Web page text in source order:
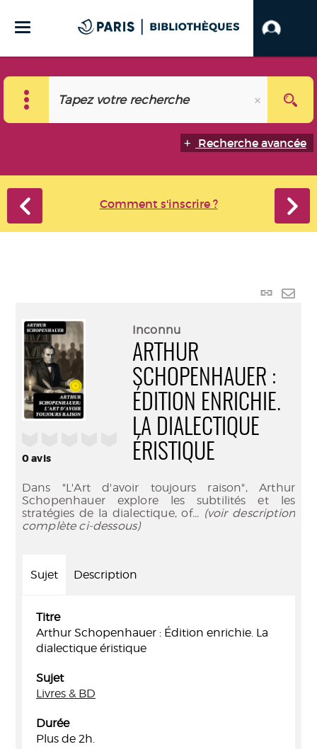
Recherche avancée
Comment s'inscrire ?
Lien
0avis
Inconnu
ARTHUR
SCHOPENHAUER :
ÉDITION ENRICHIE.
LA DIALECTIQUE
ÉRISTIQUE
Dans "L'Art d'avoir toujours raison", Arthur
Schopenhauer explore les subtilités et les
stratégies de la dialectique, of... (voir description
complète ci-dessous)
Sujet Description
Titre
Arthur Schopenhauer : Édition enrichie. La
dialectique éristique
Sujet
Livres & BD
Durée
Plus de 2h.